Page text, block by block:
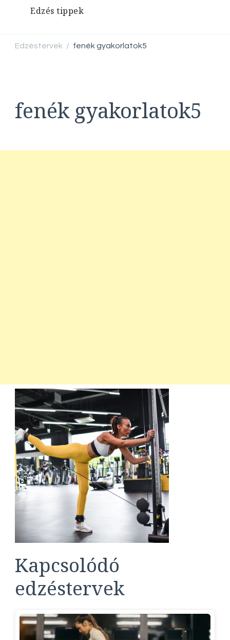
Edzés tippek
Edzéstervek / fenék gyakorlatok5
fenék gyakorlatok5
Kapcsolódó
edzéstervek